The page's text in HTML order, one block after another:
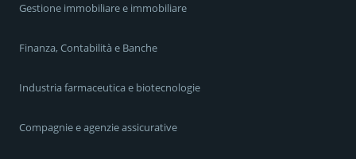
Gestione immobiliare e immobiliare
Finanza, Contabilità e Banche
Industria farmaceutica e biotecnologie
Compagnie e agenzie assicurative